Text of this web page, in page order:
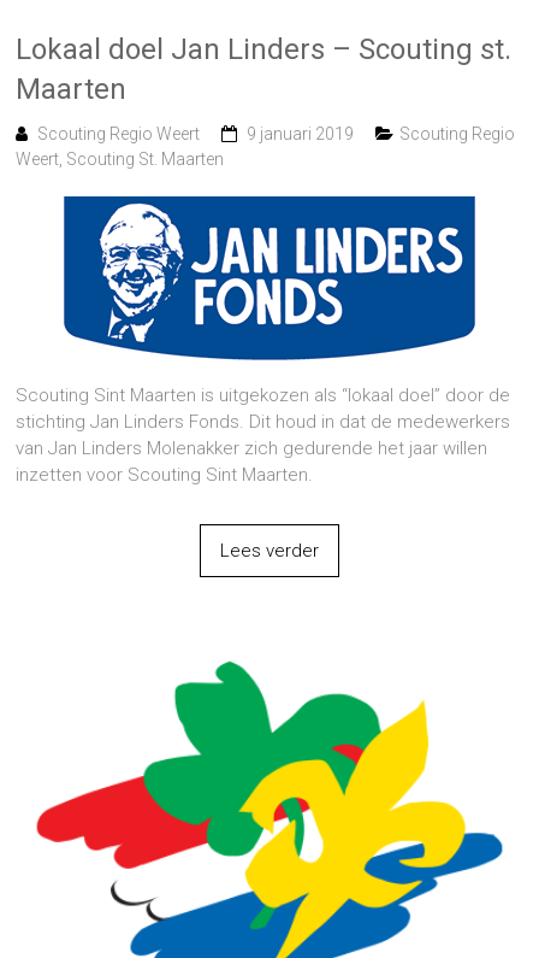
Lokaal doel Jan Linders – Scouting st.
Maarten
Scouting Regio Weert 9 januari 2019
Scouting Regio
Weert Scouting St. Maarten
Scouting Sint Maarten is uitgekozen als “lokaal doel” door de
stichting Jan Linders Fonds. Dit houd in dat de medewerkers
van Jan Linders Molenakker zich gedurende het jaar willen
inzetten voor Scouting Sint Maarten.
Lees verder